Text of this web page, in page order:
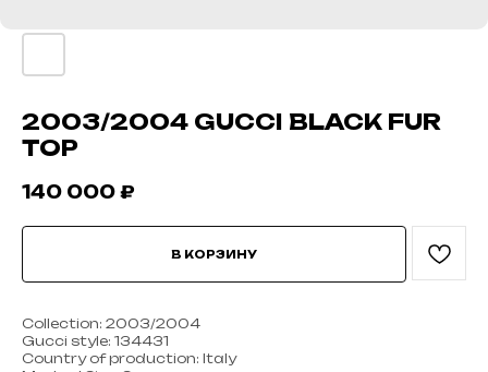
2003/2004 GUCCI BLACK FUR
TOP
140 000 ₽
В КОРЗИНУ
Collection: 2003/2004
Gucci style: 134431
Country of production: Italy